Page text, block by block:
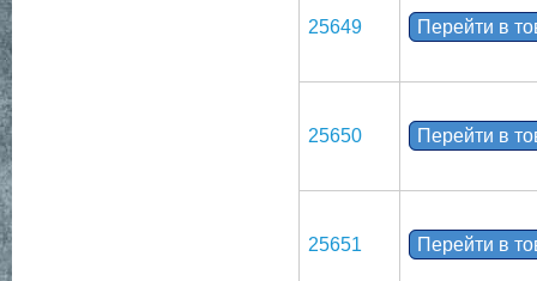
25649 Перейти в
25650 Перейти в
25651 Перейти в